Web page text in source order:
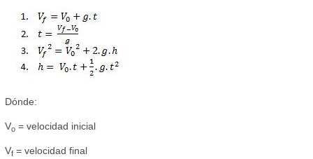
Dónde:
Vo= velocidad inicial
Vf= velocidad final